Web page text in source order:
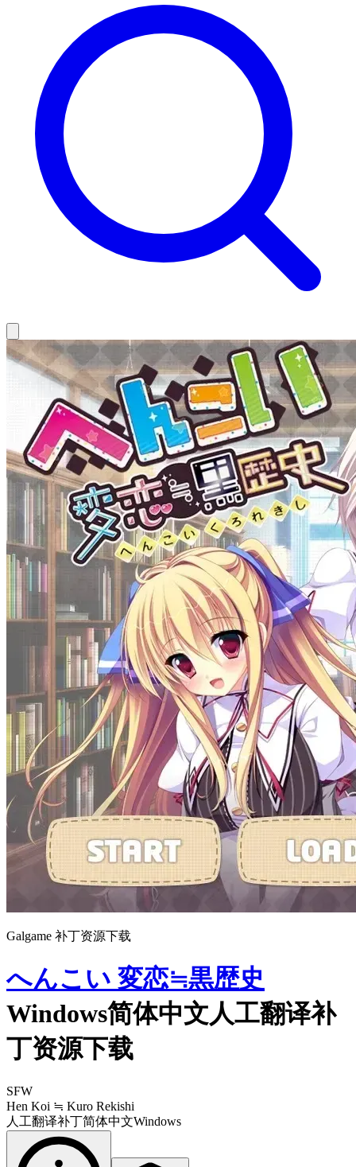
Galgame 补丁资源下载
へんこい 変恋≒黒歴史
Windows简体中文人工翻译补
丁资源下载
SFW
Hen Koi ≒ Kuro Rekishi
人工翻译补丁简体中文Windows